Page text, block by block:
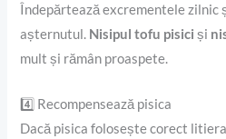
Îndepărtează excrementele zilnic
așternutul. Nisipul tofu pisici și
mult și rămân proaspete.
4️⃣ Recompensează pisica
Dacă pisica folosește corect